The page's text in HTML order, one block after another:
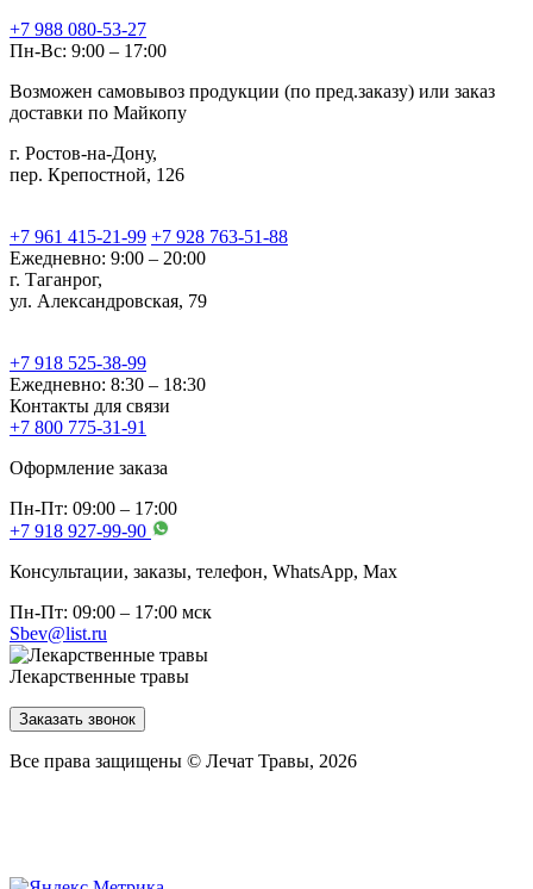
+7 988 080-53-27
Пн-Вс: 9:00 – 17:00
Возможен самовывоз продукции (по пред.заказу) или заказ
доставки по Майкопу
г. Ростов-на-Дону,
пер. Крепостной, 126
+7 961 415-21-99 +7 928 763-51-88
Ежедневно: 9:00 – 20:00
г. Таганрог,
ул. Александровская, 79
+7 918 525-38-99
Ежедневно: 8:30 – 18:30
Контакты для связи
+7 800 775-31-91
Оформление заказа
Пн-Пт: 09:00 – 17:00
+7 918 927-99-90
Консультации, заказы, телефон, WhatsApp, Мах
Пн-Пт: 09:00 – 17:00 мск
Sbev@list.ru
Лекарственные травы
Заказать звонок
Все права защищены © Лечат Травы, 2026